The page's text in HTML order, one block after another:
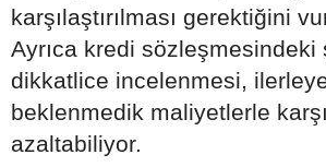
karşılaştırılması gerektiğini
Ayrıca kredi sözleşmesindeki
dikkatlice incelenmesi,
beklenmedik maliyetlerle
azaltabiliyor.